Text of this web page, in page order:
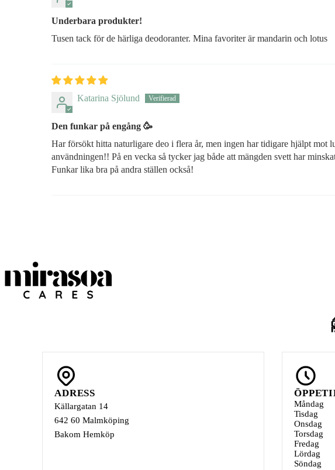
Underbara produkter!
Tusen tack för de härliga deodoranter. Mina favoriter är mandarin och lotus
Katarina Sjölund
Den funkar på engång 🥳
Har försökt hitta naturligare deo i flera år, men ingen har tidigare hjälpt mot
användningen!! På en vecka så tycker jag både att mängden svett har
Funkar lika bra på andra ställen också!
ADRESS
Källargatan 14
642 60 Malmköping
Bakom Hemköp
Måndag
Tisdag
Onsdag
Torsdag
Fredag
Lördag
Söndag